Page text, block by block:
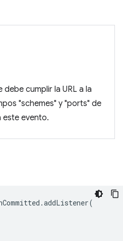
cumplir la URL a la
"schemes" y "ports" de
este evento.
.addListener(